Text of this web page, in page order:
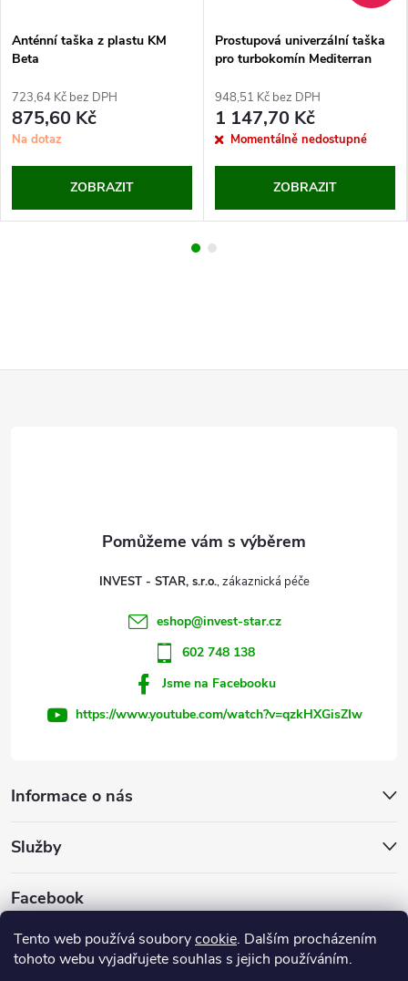
Tento web používá souborycookie. Dalším procházením
tohoto webu vyjadřujete souhlas s jejich používáním.
Anténní taška z plastu KM
Beta
723,64 Kč bez DPH
875,60 Kč
Na dotaz
ZOBRAZIT
Prostupová univerzální taška
pro turbokomín Mediterran
948,51 Kč bez DPH
1 147,70 Kč
Momentálně nedostupné
ZOBRAZIT
Informace o nás
Služby
Facebook
INVEST - STAR, s.r.o.
eshop@invest-star.cz
602 748 138
Jsme na Facebooku
https://www.youtube.com/watch?v=qzkHXGisZIw